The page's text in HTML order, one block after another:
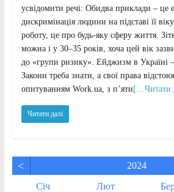
усвідомити речі: Обидва приклади – це
дискримінація людини на підставі її
роботу, це про будь-яку сферу життя.
можна і у 30–35 років, хоча цей вік
до «групи ризику». Ейджизм в Україні
Закони треба знати, а свої права
опитуванням Work.ua, з п’яти[…Читати
Читати далі
< 2024
Січ
Лют